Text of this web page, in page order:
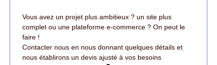
Vous avez un projet plus ambitieux ? un site plus
complet ou une plateforme e-commerce ? On peut le
faire !
Contacter nous en nous donnant quelques détails et
nous établirons un devis ajusté à vos besoins